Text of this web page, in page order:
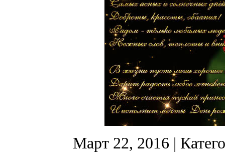
Март 22, 2016 |